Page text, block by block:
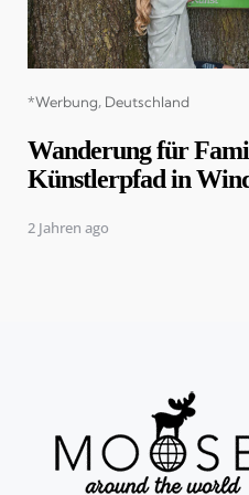
Categories
*Werbung Deutschland
Wanderung für
Künstlerpfad in
2 Jahren ago